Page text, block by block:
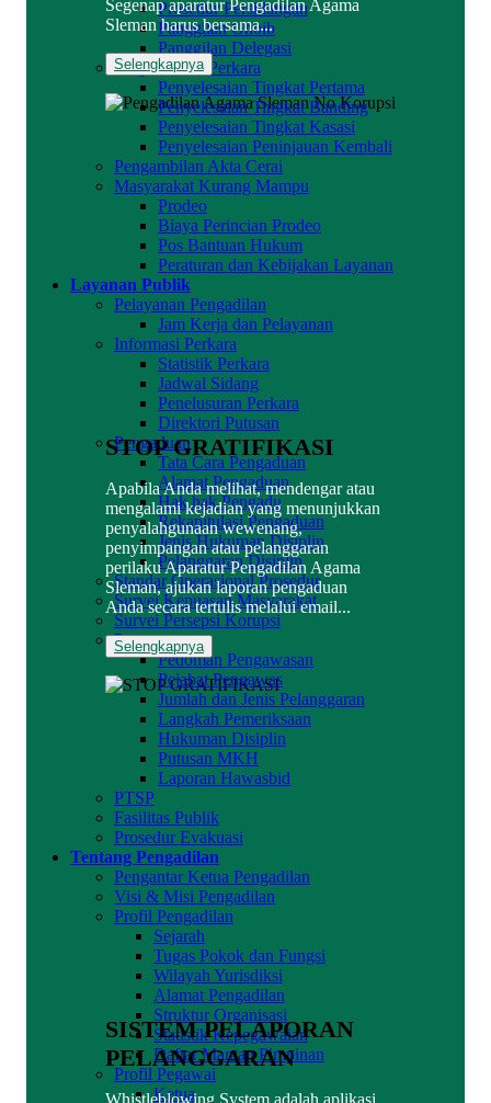
Prosedur Persidangan
Panggilan Ghoib
Panggilan Delegasi
Penyelesaian Perkara
Penyelesaian Tingkat Pertama
Penyelesaian Tingkat Banding
Penyelesaian Tingkat Kasasi
Penyelesaian Peninjauan Kembali
Pengambilan Akta Cerai
Masyarakat Kurang Mampu
Prodeo
Biaya Perincian Prodeo
Pos Bantuan Hukum
Peraturan dan Kebijakan Layanan
Layanan Publik
Pelayanan Pengadilan
Jam Kerja dan Pelayanan
Informasi Perkara
Statistik Perkara
Jadwal Sidang
Penelusuran Perkara
Direktori Putusan
Pengaduan
Tata Cara Pengaduan
Alamat Pengaduan
Hak hak Pengadu
Rekapitulasi Pengaduan
Jenis Hukuman Disiplin
Pelanggaran Disiplin
Standar Operasional Prosedur
Survei Kepuasan Masyarakat
Survei Persepsi Korupsi
Pengawasan
Pedoman Pengawasan
Pejabat Pengawas
Jumlah dan Jenis Pelanggaran
Langkah Pemeriksaan
Hukuman Disiplin
Putusan MKH
Laporan Hawasbid
PTSP
Fasilitas Publik
Prosedur Evakuasi
Tentang Pengadilan
Pengantar Ketua Pengadilan
Visi & Misi Pengadilan
Profil Pengadilan
Sejarah
Tugas Pokok dan Fungsi
Wilayah Yurisdiksi
Alamat Pengadilan
Struktur Organisasi
Statistik Kepegawaian
Daftar Mantan Pimpinan
Profil Pegawai
Ketua
Segenap aparatur Pengadilan Agama
Sleman harus bersama...
Selengkapnya
STOP GRATIFIKASI
Apabila Anda melihat, mendengar atau
mengalami kejadian yang menunjukkan
penyalahgunaan wewenang,
penyimpangan atau pelanggaran
perilaku Aparatur Pengadilan Agama
Sleman, ajukan laporan pengaduan
Anda secara tertulis melalui email...
Selengkapnya
SISTEM PELAPORAN
PELANGGARAN
Whistleblowing System adalah aplikasi